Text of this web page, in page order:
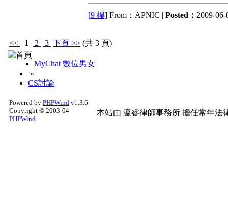
[9 樓] From：APNIC | Posted： 2009-06-
<< 1 2 3 下頁 >> (共 3 頁)
MyChat 數位男女
»
CS討論
Powered by PHPWind v1.3.6
Copyright © 2003-04
PHPWind
本站由 瀛睿律師事務所 擔任常年法